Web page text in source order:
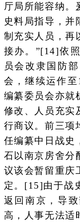
厅局所能容纳。
史料局指导，并
制充实人员，再
接办。”[14]依
员会改隶国防
会，继续运作
编纂委员会亦就
修改、人员充实
行商议。前三项
任编纂中日战史
石以南京房舍分
议该会暂留重庆
定。[15]由于战
返回南京，导
高，人事无法适